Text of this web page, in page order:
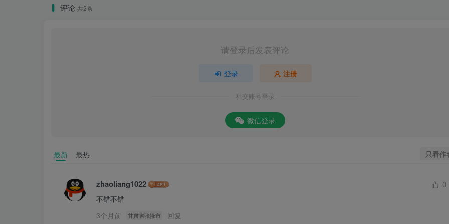
评论 共2条
请登录后发表评论
登录 注册
社交账号登录
微信登录
最新 最热 只看作
zhaoliang1022 0
不错不错
3个月前
甘肃省张掖市 回复